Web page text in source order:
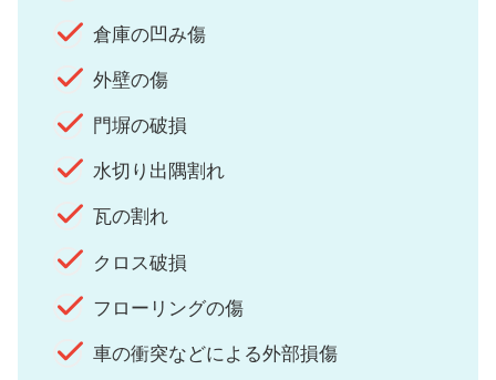
倉庫の凹み傷
外壁の傷
門塀の破損
水切り出隅割れ
瓦の割れ
クロス破損
フローリングの傷
車の衝突などによる外部損傷